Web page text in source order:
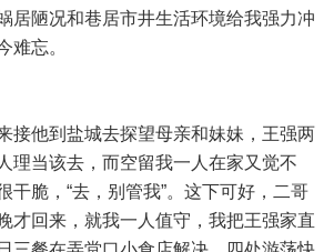
居陋况和巷居市井生活环境给我强力冲
难忘。
接他到盐城去探望母亲和妹妹，王强两
理当该去，而空留我一人在家又觉不
干脆，“去，别管我”。这下可好，二哥
才回来，就我一人值守，我把王强家直